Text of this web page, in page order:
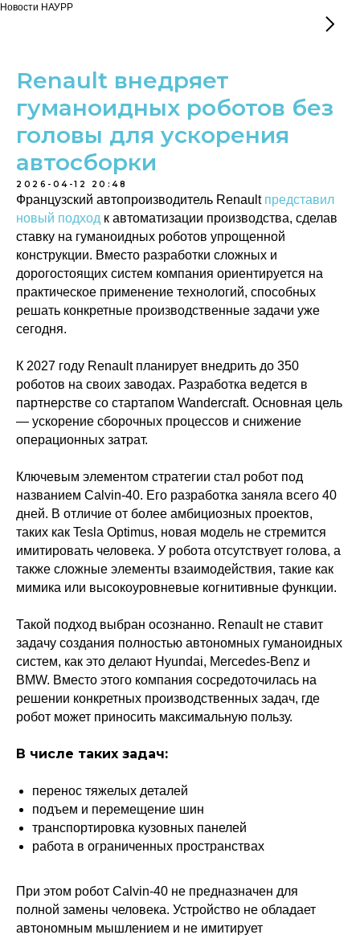
Новости НАУРР
Renault внедряет
гуманоидных роботов без
головы для ускорения
автосборки
2026-04-12 20:48
Французский автопроизводитель Renault представил
новый подход к автоматизации производства, сделав
ставку на гуманоидных роботов упрощенной
конструкции. Вместо разработки сложных и
дорогостоящих систем компания ориентируется на
практическое применение технологий, способных
решать конкретные производственные задачи уже
сегодня.
К 2027 году Renault планирует внедрить до 350
роботов на своих заводах. Разработка ведется в
партнерстве со стартапом Wandercraft. Основная цель
— ускорение сборочных процессов и снижение
операционных затрат.
Ключевым элементом стратегии стал робот под
названием Calvin-40. Его разработка заняла всего 40
дней. В отличие от более амбициозных проектов,
таких как Tesla Optimus, новая модель не стремится
имитировать человека. У робота отсутствует голова, а
также сложные элементы взаимодействия, такие как
мимика или высокоуровневые когнитивные функции.
Такой подход выбран осознанно. Renault не ставит
задачу создания полностью автономных гуманоидных
систем, как это делают Hyundai, Mercedes-Benz и
BMW. Вместо этого компания сосредоточилась на
решении конкретных производственных задач, где
робот может приносить максимальную пользу.
В числе таких задач:
перенос тяжелых деталей
подъем и перемещение шин
транспортировка кузовных панелей
работа в ограниченных пространствах
При этом робот Calvin-40 не предназначен для
полной замены человека. Устройство не обладает
автономным мышлением и не имитирует